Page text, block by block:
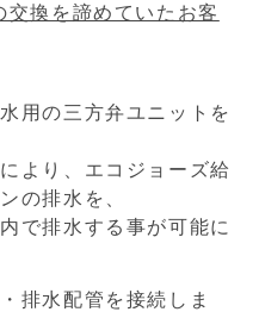
換を諦めていたお客
用の三方弁ユニットを
より、エコジョーズ給
の排水を、
で排水する事が可能に
排水配管を接続しま